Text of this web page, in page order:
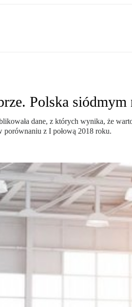
Polska
dane, z których wynika, że
porównaniu z I połową 2018 roku.